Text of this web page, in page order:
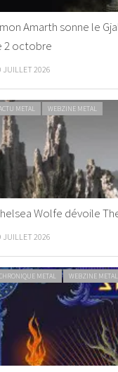
Amarth sonne le
2 octobre
JUILLET 2026
METAL WEBZINE METAL
Wolfe dévoile
JUILLET 2026
METAL WEBZINE METAL